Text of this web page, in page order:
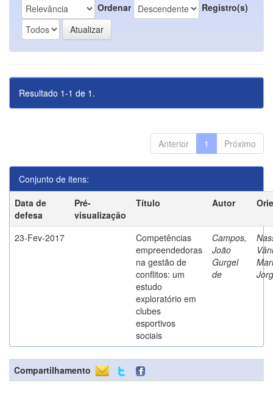
Ordenar Registro(s)
Resultado 1-1 de 1.
Anterior 1 Próximo
Conjunto de itens:
Data de
defesa
Pré-
visualização
Título Autor
23-Fev-2017
Competências
empreendedoras
na gestão de
conflitos: um
estudo
exploratório em
clubes
esportivos
sociais
Campos,
João
Gurgel
de
Compartilhamento